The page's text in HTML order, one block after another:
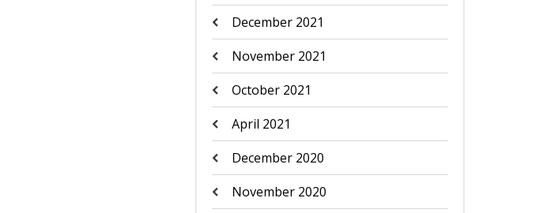
December 2021
November 2021
October 2021
April 2021
December 2020
November 2020